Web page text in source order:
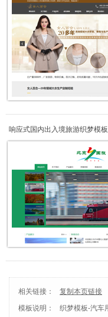
响应式国内出入境旅游织梦模板
相关链接： 复制本页链接
模板说明：
织梦模板-汽车